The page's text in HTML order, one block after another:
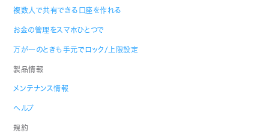
複数人で共有できる口座を作れる
お金の管理をスマホひとつで
万が一のときも手元でロック/上限設定
製品情報
メンテナンス情報
ヘルプ
規約